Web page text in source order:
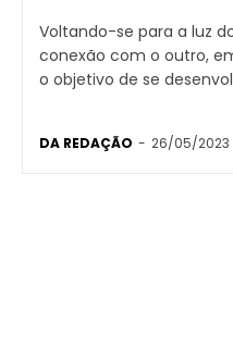
Voltando-se para a luz
conexão com o outro,
o objetivo de se
DA REDAÇÃO - 26/05/2023